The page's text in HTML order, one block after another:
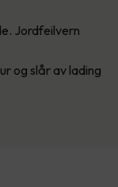
Jordfeilvern
og slår av lading